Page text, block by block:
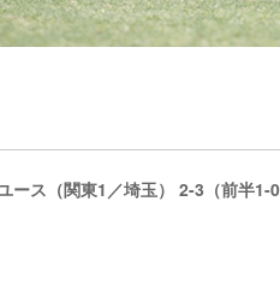
ース（関東1／埼玉） 2-3（前半